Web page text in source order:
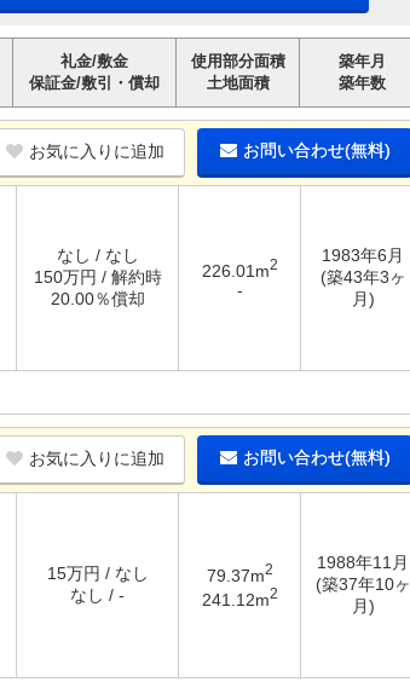
礼金/敷金
保証金/敷引・償却
使用部分面積
土地面積
築年月
築年数
お気に入りに追加 お問い合わせ(無料)
なし / なし
150万円 / 解約時
20.00％償却
226.01m2
-
1983年6月
(築43年3ヶ
月)
お気に入りに追加 お問い合わせ(無料)
15万円 / なし
なし / -
79.37m2
241.12m2
1988年11月
(築37年10ヶ
月)